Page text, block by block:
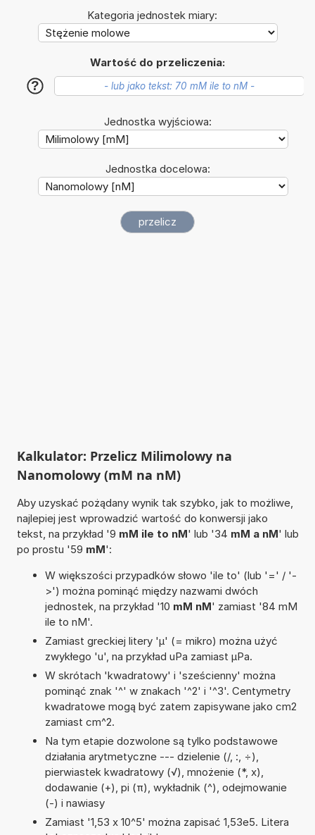
Kategoria jednostek miary:
Wartość do przeliczenia:
?
Jednostka wyjściowa:
Jednostka docelowa:
Kalkulator: Przelicz Milimolowy na
Nanomolowy (mM na nM)
Aby uzyskać pożądany wynik tak szybko, jak to możliwe,
najlepiej jest wprowadzić wartość do konwersji jako
tekst, na przykład '9 mM ile to nM' lub '34 mM a nM' lub
po prostu '59 mM':
W większości przypadków słowo 'ile to' (lub '=' / '-
>') można pominąć między nazwami dwóch
jednostek, na przykład '10 mM nM' zamiast '84 mM
ile to nM'.
Zamiast greckiej litery 'µ' (= mikro) można użyć
zwykłego 'u', na przykład uPa zamiast µPa.
W skrótach 'kwadratowy' i 'sześcienny' można
pominąć znak '^' w znakach '^2' i '^3'. Centymetry
kwadratowe mogą być zatem zapisywane jako cm2
zamiast cm^2.
Na tym etapie dozwolone są tylko podstawowe
działania arytmetyczne --- dzielenie (/, :, ÷),
pierwiastek kwadratowy (√), mnożenie (*, x),
dodawanie (+), pi (π), wykładnik (^), odejmowanie
(-) i nawiasy
Zamiast '1,53 x 10^5' można zapisać 1,53e5. Litera